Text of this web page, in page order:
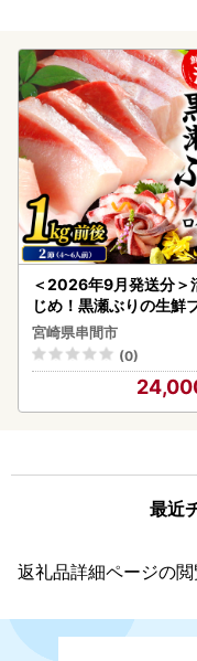
＜2026年9月発送分＞
じめ！黒瀬ぶりの生鮮
ロイン2節（1.0kg前後
K001-012-2609
宮崎県串間市
(0)
最近
返礼品詳細ページの